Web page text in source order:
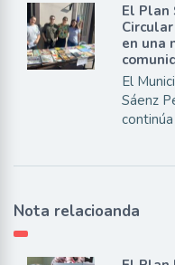
El Plan
en una
El
Sáenz
Nota relacioanda